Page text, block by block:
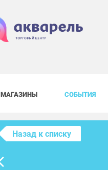
МАГАЗИНЫ СОБЫТИЯ
Назад к списку